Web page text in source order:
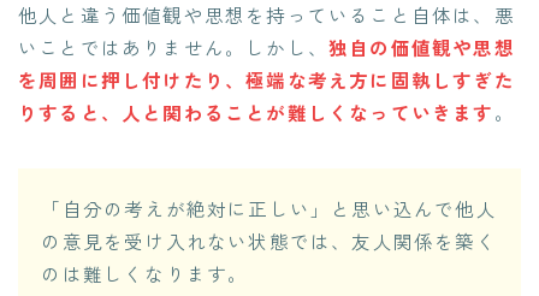
他人と違う価値観や思想を持っていること自体は、悪
いことではありません。しかし、 独自の価値観や思想
を周囲に押し付けたり、極端な考え方に固執しすぎた
りすると、人と関わることが難しくなっていきます。
「自分の考えが絶対に正しい」と思い込んで他人
の意見を受け入れない状態では、友人関係を築く
のは難しくなります。